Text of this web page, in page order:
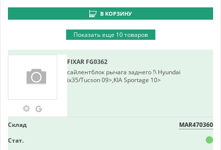
В КОРЗИНУ
Показать еще 10 товаров
FIXAR FG0362
сайлентблок рычага заднего !\ Hyundai
ix35/Tucson 09>,KIA Sportage 10>
Склад
MAR470360
Стат.